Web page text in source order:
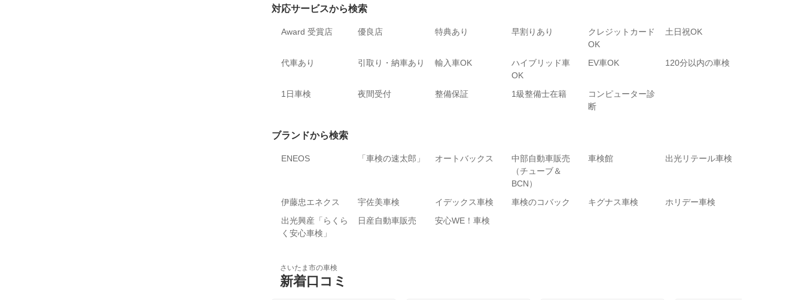
対応サービスから検索
Award 受賞店 優良店 特典あり 早割りあり
クレジットカード
OK
土日祝OK
代車あり 引取り・納車あり 輸入車OK
ハイブリッド車
OK
EV車OK 120分以内の車検
1日車検 夜間受付 整備保証 1級整備士在籍
コンピューター診
断
ブランドから検索
ENEOS 「車検の速太郎」 オートバックス
中部自動車販売
（チューブ＆
BCN）
車検館 出光リテール車検
伊藤忠エネクス 宇佐美車検 イデックス車検 車検のコバック キグナス車検
ホリデー車検
出光興産「らくら
く安心車検」
日産自動車販売 安心WE！車検
さいたま市の車検
新着口コミ